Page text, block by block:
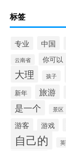
标签
专业 中国
云南省 你可以
大理 孩子
新年 旅游
是一个 景区
游客 游戏
自己的